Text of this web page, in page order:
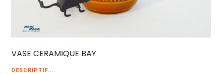
VASE CERAMIQUE BAY
DESCRIPTIF...